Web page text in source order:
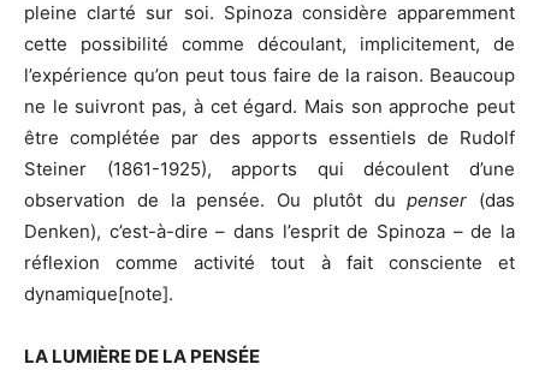
pleine clarté sur soi. Spinoza considère apparemment
cette possibilité comme découlant, implicitement, de
l’expérience qu’on peut tous faire de la raison. Beaucoup
ne le suivront pas, à cet égard. Mais son approche peut
être complétée par des apports essentiels de Rudolf
Steiner (1861-1925), apports qui découlent d’une
observation de la pensée. Ou plutôt dupenser (das
Denken), c’est-à-dire – dans l’esprit de Spinoza – de la
réflexion comme activité tout à fait consciente et
dynamique[note].
LA LUMIÈRE DE LA PENSÉE